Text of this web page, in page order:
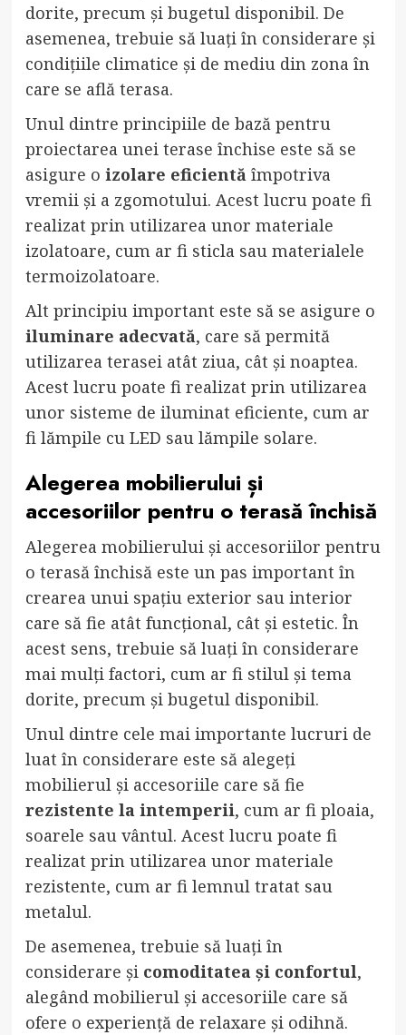
dorite, precum și bugetul disponibil. De
asemenea, trebuie să luați în considerare și
condițiile climatice și de mediu din zona în
care se află terasa.
Unul dintre principiile de bază pentru
proiectarea unei terase închise este să se
asigure o izolare eficientăîmpotriva
vremii și a zgomotului. Acest lucru poate fi
realizat prin utilizarea unor materiale
izolatoare, cum ar fi sticla sau materialele
termoizolatoare.
Alt principiu important este să se asigure o
iluminare adecvată, care să permită
utilizarea terasei atât ziua, cât și noaptea.
Acest lucru poate fi realizat prin utilizarea
unor sisteme de iluminat eficiente, cum ar
fi lămpile cu LED sau lămpile solare.
Alegerea mobilierului și
accesoriilor pentru o terasă închisă
Alegerea mobilierului și accesoriilor pentru
o terasă închisă este un pas important în
crearea unui spațiu exterior sau interior
care să fie atât funcțional, cât și estetic. În
acest sens, trebuie să luați în considerare
mai mulți factori, cum ar fi stilul și tema
dorite, precum și bugetul disponibil.
Unul dintre cele mai importante lucruri de
luat în considerare este să alegeți
mobilierul și accesoriile care să fie
rezistente la intemperii, cum ar fi ploaia,
soarele sau vântul. Acest lucru poate fi
realizat prin utilizarea unor materiale
rezistente, cum ar fi lemnul tratat sau
metalul.
De asemenea, trebuie să luați în
considerare și comoditatea și confortul,
alegând mobilierul și accesoriile care să
ofere o experiență de relaxare și odihnă.